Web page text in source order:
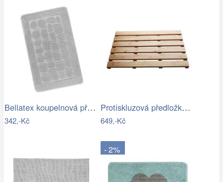
Bellatex koupelnová předložka BANY…
342,-Kč
Protiskluzová předložka do koupelny…
649,-Kč
- 2%